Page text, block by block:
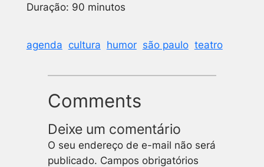
Duração: 90 minutos
agenda cultura humor são paulo teatro
Comments
Deixe um comentário
O seu endereço de e-mail não será
publicado. Campos obrigatórios